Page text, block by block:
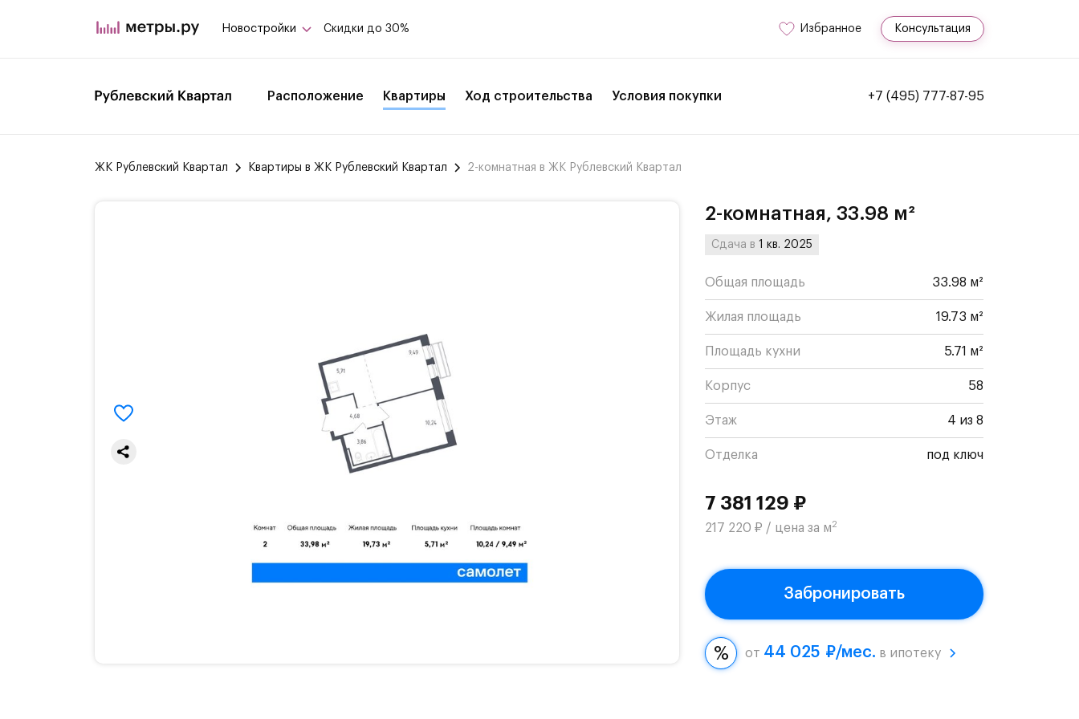
Новостройки Скидки до 30% Избранное Консультация
Расположение Квартиры Ход строительства Условия покупки +7 (495) 777-87-95
ЖК Рублевский Квартал Квартиры в ЖК Рублевский Квартал 2-комнатная в ЖК Рублевский Квартал
2-комнатная, 33.98 м²
Сдача в1 кв. 2025
Общая площадь 33.98 м²
Жилая площадь 19.73 м²
Площадь кухни 5.71 м²
Корпус 58
Этаж 4 из 8
Отделка под ключ
7 381 129 ₽
217 220 ₽ / цена за м2
Забронировать
от 44 025 ₽/мес. в ипотеку